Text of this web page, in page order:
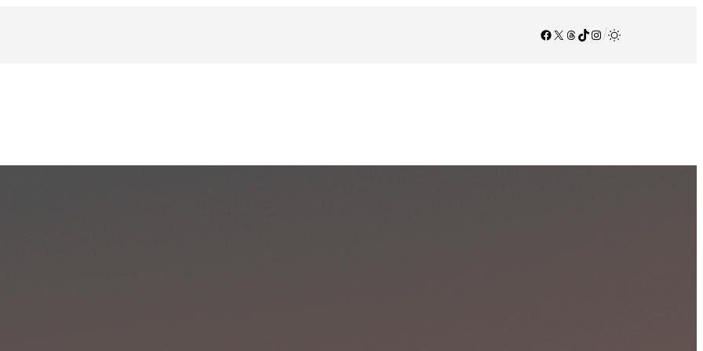
Facebook
X Threads
TikTok
Instagram
/